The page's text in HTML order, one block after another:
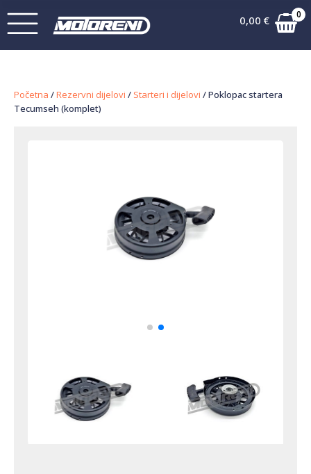
0,00 € 0
Početna /Rezervni dijelovi / Starteri i dijelovi / Poklopac startera
Tecumseh (komplet)